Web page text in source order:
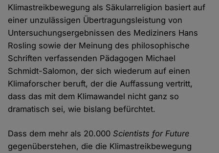
Klimastreikbewegung als Säkularreligion basiert auf
einer unzulässigen Übertragungsleistung von
Untersuchungsergebnissen des Mediziners Hans
Rosling sowie der Meinung des philosophische
Schriften verfassenden Pädagogen Michael
Schmidt-Salomon, der sich wiederum auf einen
Klimaforscher beruft, der die Auffassung vertritt,
dass das mit dem Klimawandel nicht ganz so
dramatisch sei, wie bislang befürchtet.
Dass dem mehr als 20.000Scientists for Future
gegenüberstehen, die die Klimastreikbewegung